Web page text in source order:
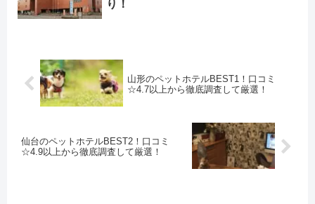
り！
山形のペットホテルBEST1！口コミ
☆4.7以上から徹底調査して厳選！
仙台のペットホテルBEST2！口コミ
☆4.9以上から徹底調査して厳選！